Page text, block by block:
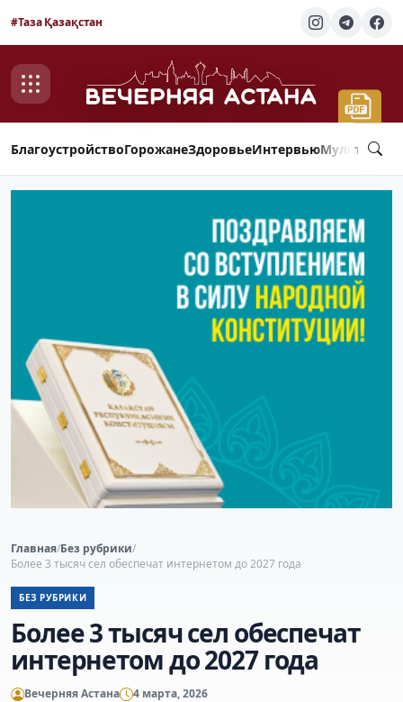
#Таза Қазақстан
БлагоустройствоГорожанеЗдоровьеИнтервью
Главная/Без рубрики/
Более 3 тысяч сел обеспечат интернетом до 2027 года
БЕЗ РУБРИКИ
Более 3 тысяч сел обеспечат
интернетом до 2027 года
Вечерняя Астана 4 марта, 2026